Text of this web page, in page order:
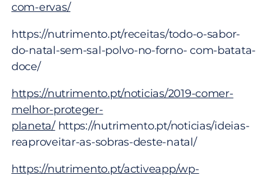
com-ervas/
https://nutrimento.pt/receitas/todo-o-sabor-
do-natal-sem-sal-polvo-no-forno- com-batata-
doce/
https://nutrimento.pt/noticias/2019-comer-
melhor-proteger-
planeta/https://nutrimento.pt/noticias/ideias-
reaproveitar-as-sobras-deste-natal/
https://nutrimento.pt/activeapp/wp-